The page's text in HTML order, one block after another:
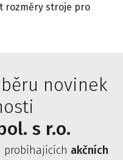
rozměry stroje pro
novinek
s r.o.
probíhajících akčních